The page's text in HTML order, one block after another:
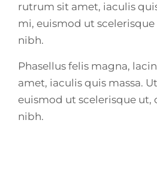
rutrum sit amet, iaculis
mi, euismod ut
nibh.
Phasellus felis magna,
amet, iaculis quis massa.
euismod ut scelerisque ut,
nibh.